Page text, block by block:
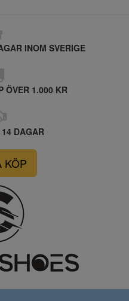
INOM SVERIGE
ÖVER 1.000 KR
DAGAR
KÖP